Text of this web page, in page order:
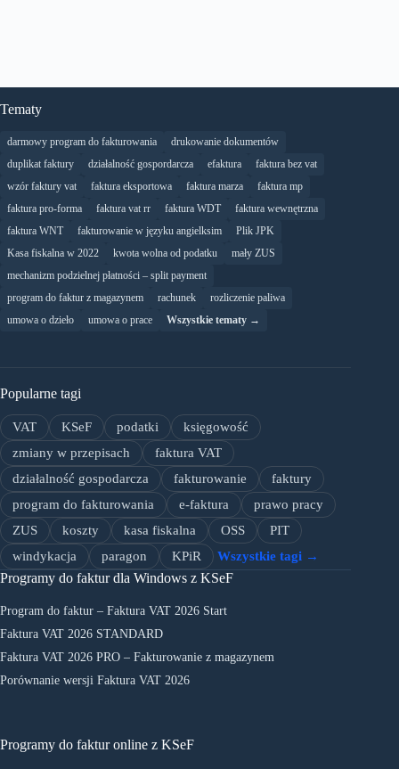
Tematy
darmowy program do fakturowania
drukowanie dokumentów
duplikat faktury
działalność gospordarcza efaktura
faktura bez vat
wzór faktury vat
faktura eksportowa faktura marza
faktura mp
faktura pro-forma
faktura vat rr faktura WDT
faktura wewnętrzna
faktura WNT
fakturowanie w języku angielksim
Plik JPK
Kasa fiskalna w 2022
kwota wolna od podatku
mały ZUS
mechanizm podzielnej płatności – split payment
program do faktur z magazynem
rachunek
rozliczenie paliwa
umowa o dzieło
umowa o prace Wszystkie tematy →
Popularne tagi
VAT KSeF podatki
księgowość
zmiany w przepisach
faktura VAT
działalność gospodarcza
fakturowanie
faktury
program do fakturowania
e-faktura
prawo pracy
ZUS
koszty kasa fiskalna OSS
PIT
windykacja
paragon KPiR Wszystkie tagi →
Programy do faktur dla Windows z KSeF
Program do faktur – Faktura VAT 2026 Start
Faktura VAT 2026 STANDARD
Faktura VAT 2026 PRO – Fakturowanie z magazynem
Porównanie wersji Faktura VAT 2026
Programy do faktur online z KSeF